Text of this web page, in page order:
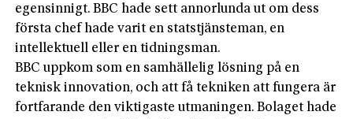
egensinnigt. BBC hade sett annorlunda ut om dess
första chef hade varit en statstjänsteman, en
intellektuell eller en tidningsman.
BBC uppkom som en samhällelig lösning på en
teknisk innovation, och att få tekniken att fungera är
fortfarande den viktigaste utmaningen. Bolaget hade